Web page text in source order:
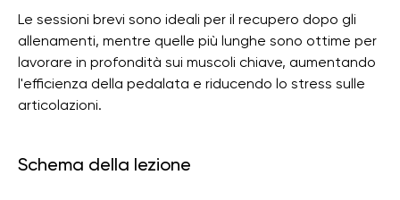
Le sessioni brevi sono ideali per il recupero dopo gli
allenamenti, mentre quelle più lunghe sono ottime per
lavorare in profondità sui muscoli chiave, aumentando
l'efficienza della pedalata e riducendo lo stress sulle
articolazioni.
Schema della lezione